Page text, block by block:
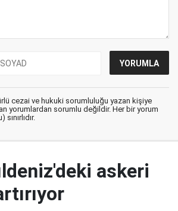
cezai ve hukuki sorumluluğu yazan kişiye
yorumlardan sorumlu değildir. Her bir yorum
askeri